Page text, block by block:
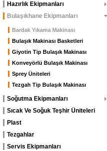
Hazırlık Ekipmanları
Bulaşıkhane Ekipmanları
Bardak Yıkama Makinası
Bulaşık Makinası Basketleri
Giyotin Tip Bulaşık Makinası
Konveyörlü Bulaşık Makinası
Sprey Üniteleri
Tezgah Tip Bulaşık Makinası
Soğutma Ekipmanları
Sıcak Ve Soğuk Teşhir Üniteleri
Plast
Tezgahlar
Servis Ekipmanları